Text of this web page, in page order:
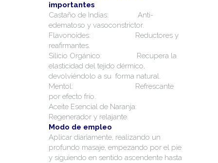
importantes
Castaño de Indias: Anti-
edematoso y vasoconstrictor.
Flavonoides: Reductores y
reafirmantes.
Silicio Orgánico: Recupera la
elasticidad del tejido dérmico,
devolviéndolo a su forma natural.
Mentol: Refrescante
por efecto frío.
Aceite Esencial de Naranja:
Regenerador y relajante.
Modo de empleo
Aplicar diariamente, realizando un
profundo masaje, empezando por el pie
y siguiendo en sentido ascendente hasta